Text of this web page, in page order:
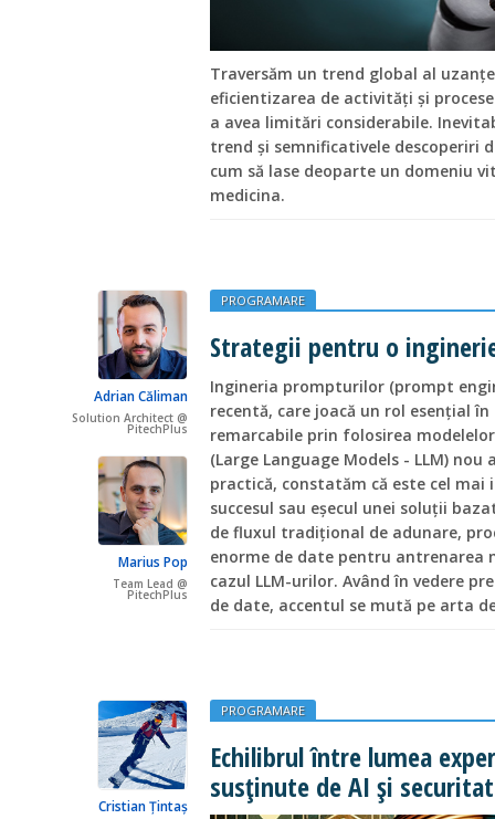
Traversăm un trend global al
eficientizarea de activități și
a avea limitări considerabile.
trend și semnificativele descoperiri
cum să lase deoparte un domeniu
medicina.
Adrian Căliman
Solution Architect @
PitechPlus
Marius Pop
Team Lead @
PitechPlus
PROGRAMARE
Strategii pentru o
Ingineria prompturilor (prompt
recentă, care joacă un rol esențial
remarcabile prin folosirea
(Large Language Models - LLM)
practică, constatăm că este cel
succesul sau eșecul unei soluții
de fluxul tradițional de adunare,
enorme de date pentru antrenarea
cazul LLM-urilor. Având în vedere
de date, accentul se mută pe arta
Cristian Țintaș
PROGRAMARE
Echilibrul între lumea
susținute de AI și